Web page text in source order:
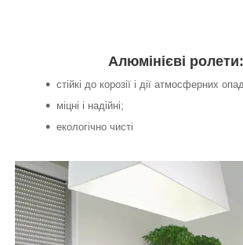
Алюмінієві ролети:
стійкі до корозії і дії атмосферних
міцні і надійні;
екологічно чисті